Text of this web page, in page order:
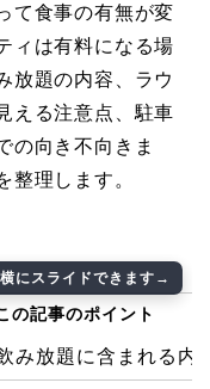
て食事の有無が変
ィは有料になる場
放題の内容、ラウ
える注意点、駐車
の向き不向きま
整理します。
の記事のポイント
み放題に含まれる内